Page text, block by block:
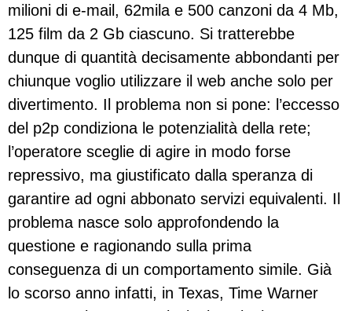
milioni di e-mail, 62mila e 500 canzoni da 4 Mb,
125 film da 2 Gb ciascuno. Si tratterebbe
dunque di quantità decisamente abbondanti per
chiunque voglio utilizzare il web anche solo per
divertimento. Il problema non si pone: l’eccesso
del p2p condiziona le potenzialità della rete;
l’operatore sceglie di agire in modo forse
repressivo, ma giustificato dalla speranza di
garantire ad ogni abbonato servizi equivalenti. Il
problema nasce solo approfondendo la
questione e ragionando sulla prima
conseguenza di un comportamento simile. Già
lo scorso anno infatti, in Texas, Time Warner